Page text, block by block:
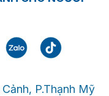
P.Thạnh Mỹ